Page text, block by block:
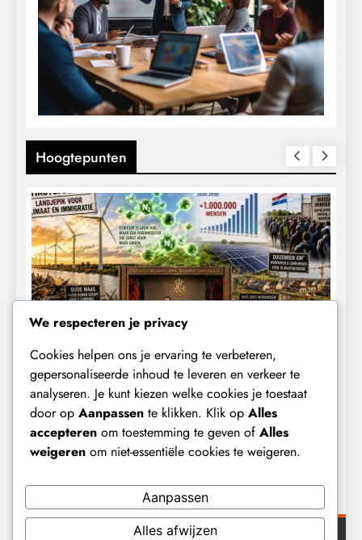
Hoogtepunten
CONTROLE GEOPOLITIEK
Baudet waarschuwde al in 2020:
‘Stikstofbeleid is landjepik voor klimaat
en immigratie’.
We respecteren je privacy
Cookies helpen ons je ervaring te verbeteren,
gepersonaliseerde inhoud te leveren en verkeer te
analyseren. Je kunt kiezen welke cookies je toestaat
door op Aanpassen te klikken. Klik op Alles
accepteren om toestemming te geven of Alles
weigeren om niet-essentiële cookies te weigeren.
Aanpassen
Alles afwijzen